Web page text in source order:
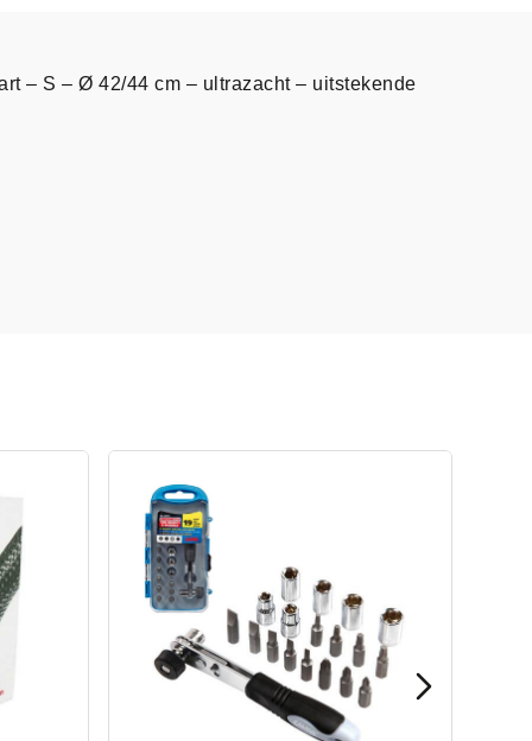
– S – Ø 42/44 cm – ultrazacht – uitstekende